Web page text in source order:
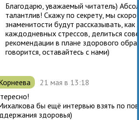
Благодарю, уважаемый читатель)
талантлив! Скажу по секрету, мы
знаменитости будут рассказывать,
каждодневных стрессов, делиться
рекомендации в плане здорового
говорится, оставайтесь с нами)
21 мая в 13:18
бы ещё интервью взять по
здоровья)